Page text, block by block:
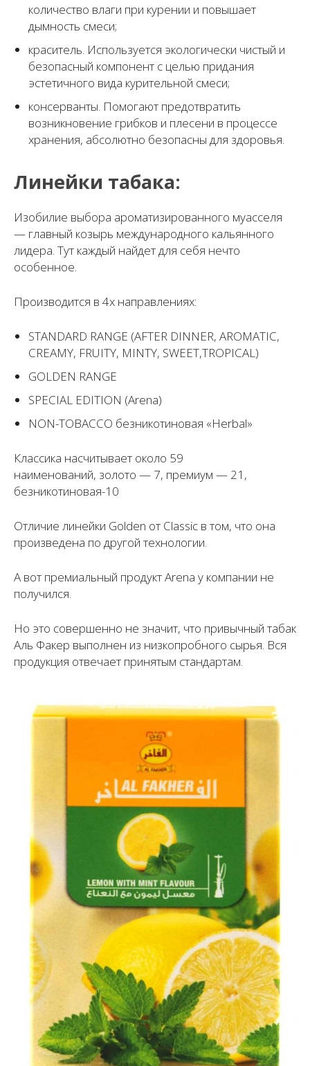
количество влаги при курении и повышает
дымность смеси;
краситель. Используется экологически чистый и
безопасный компонент с целью придания
эстетичного вида курительной смеси;
консерванты. Помогают предотвратить
возникновение грибков и плесени в процессе
хранения, абсолютно безопасны для здоровья.
Линейки табака:
Изобилие выбора ароматизированного муасселя
— главный козырь международного кальянного
лидера. Тут каждый найдет для себя нечто
особенное.
Производится в 4х направлениях:
STANDARD RANGE (AFTER DINNER, AROMATIC,
CREAMY, FRUITY, MINTY, SWEET,TROPICAL)
GOLDEN RANGE
SPECIAL EDITION (Arena)
NON-TOBACCO безникотиновая «Herbal»
Классика насчитывает около 59
наименований, золото — 7, премиум — 21,
безникотиновая-10
Отличие линейки Golden от Classic в том, что она
произведена по другой технологии.
А вот премиальный продукт Arena у компании не
получился.
Но это совершенно не значит, что привычный табак
Аль Факер выполнен из низкопробного сырья. Вся
продукция отвечает принятым стандартам.